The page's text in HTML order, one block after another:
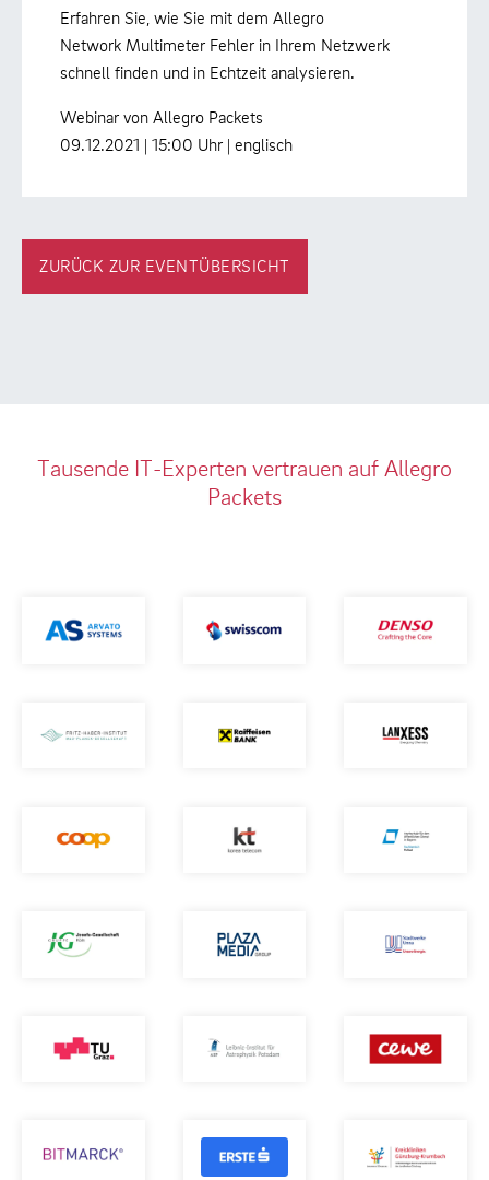
Erfahren Sie, wie Sie mit dem Allegro
Network Multimeter Fehler in Ihrem Netzwerk
schnell finden und in Echtzeit analysieren.
Webinar von Allegro Packets
09.12.2021 | 15:00 Uhr | englisch
ZURÜCK ZUR EVENTÜBERSICHT
Tausende IT-Experten vertrauen auf Allegro
Packets